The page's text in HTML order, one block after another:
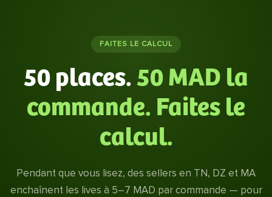
FAITES LE CALCUL
50 places. 50 MAD la
commande. Faites le
calcul.
Pendant que vous lisez, des sellers en TN, DZ et MA
enchaînent les lives à 5–7 MAD par commande — pour